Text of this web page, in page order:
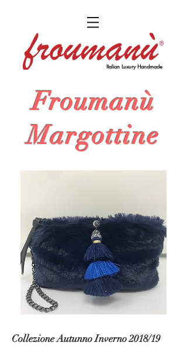
Italian Luxury Handmade
Froumanù
Margottine
Collezione Autunno Inverno 2018/19